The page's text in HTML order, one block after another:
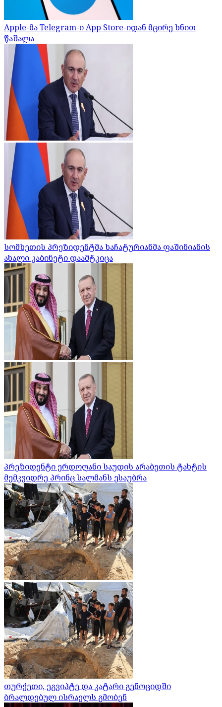
Apple-მა Telegram-ი App Store-იდან მცირე ხნით
წაშალა
სომხეთის პრეზიდენტმა ხაჩატურიანმა ფაშინიანის
ახალი კაბინეტი დაამტკიცა
პრეზიდენტი ერდოღანი საუდის არაბეთის ტახტის
მემკვიდრე პრინც სალმანს ესაუბრა
თურქეთი, ეგვიპტე და კატარი გენოციდში
ბრალდებულ ისრაელს გმობენ